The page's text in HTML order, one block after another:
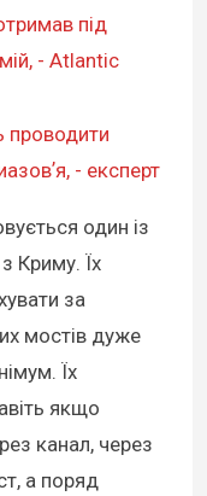
під
- Atlantic
проводити
- експерт
один із
Криму. Їх
за
мостів дуже
Їх
якщо
канал, через
а поряд